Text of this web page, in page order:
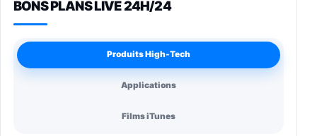
BONS PLANS LIVE 24H/24
Produits High-Tech
Applications
Films iTunes